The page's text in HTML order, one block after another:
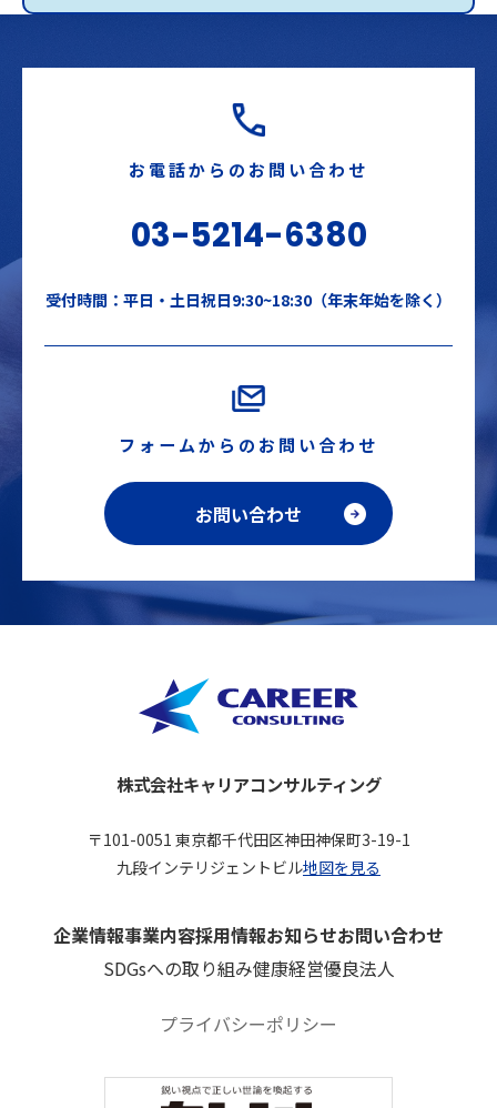
お電話からのお問い合わせ
03-5214-6380
受付時間：平日・土日祝日9:30~18:30（年末年始を除く）
フォームからのお問い合わせ
お問い合わせ
株式会社キャリアコンサルティング
〒101-0051 東京都千代田区神田神保町3-19-1
九段インテリジェントビル地図を見る
企業情報事業内容採用情報お知らせお問い合わせ
SDGsへの取り組み健康経営優良法人
プライバシーポリシー